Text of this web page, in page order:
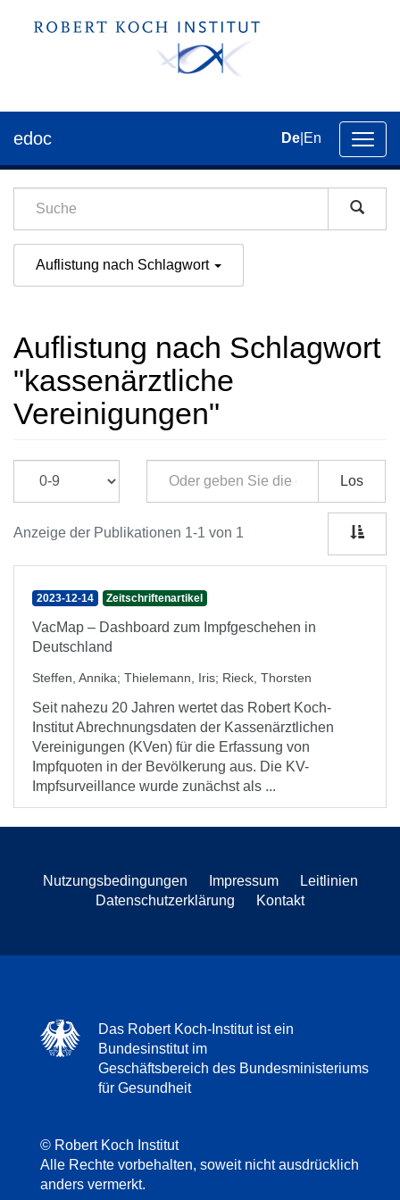
der
edoc De En
Auflistung nach Schlagwort
Auflistung nach Schlagwort
"kassenärztliche
Vereinigungen"
Los
Anzeige der Publikationen 1-1 von 1
2023-12-14 Zeitschriftenartikel
VacMap – Dashboard zum Impfgeschehen in
Deutschland
Steffen, Annika; Thielemann, Iris; Rieck, Thorsten
Seit nahezu 20 Jahren wertet das Robert Koch-
Institut Abrechnungsdaten der Kassenärztlichen
Vereinigungen (KVen) für die Erfassung von
Impfquoten in der Bevölkerung aus. Die KV-
Impfsurveillance wurde zunächst als ...
Nutzungsbedingungen Impressum
Leitlinien
Datenschutzerklärung
Kontakt
Das Robert Koch-Institut ist ein
Bundesinstitut im
Geschäftsbereich des Bundesministeriums
für Gesundheit
© Robert Koch Institut
Alle Rechte vorbehalten, soweit nicht ausdrücklich
anders vermerkt.